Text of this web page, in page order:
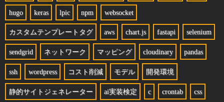
hugo keras lpic npm websocket
カスタムテンプレートタグ aws chart.js fastapi selenium
sendgrid ネットワーク マッピング cloudinary pandas
ssh wordpress コスト削減 モデル 開発環境
静的サイトジェネレーター ai実装検定 c crontab css